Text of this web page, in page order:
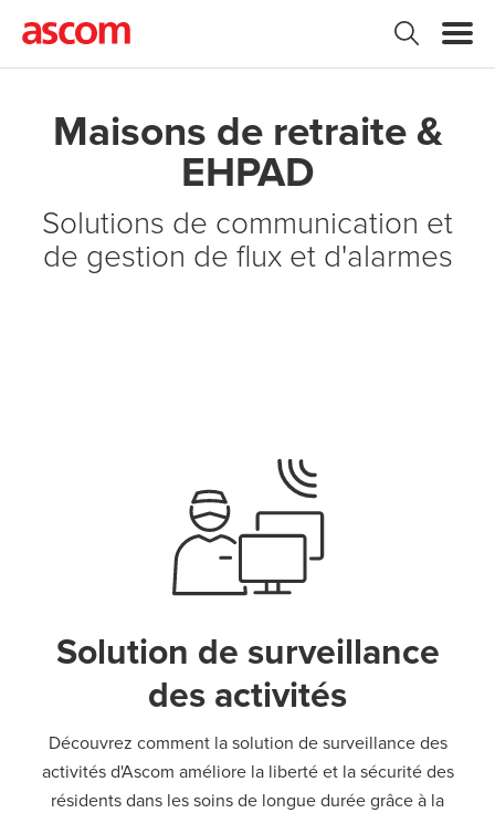
Maisons de retraite &
EHPAD
Solutions de communication et
de gestion de flux et d'alarmes
Solution de surveillance
des activités
Découvrez comment la solution de surveillance des
activités d'Ascom améliore la liberté et la sécurité des
résidents dans les soins de longue durée grâce à la